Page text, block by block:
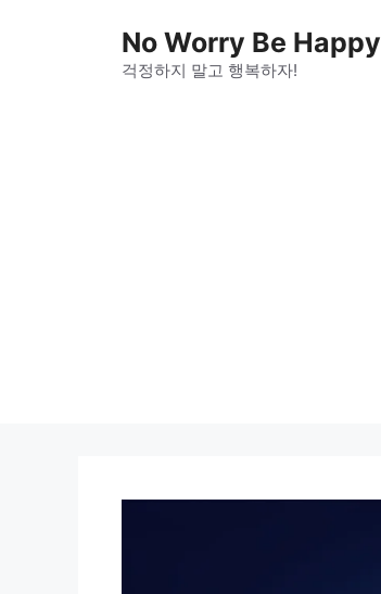
No Worry Be Happy
걱정하지 말고 행복하자!